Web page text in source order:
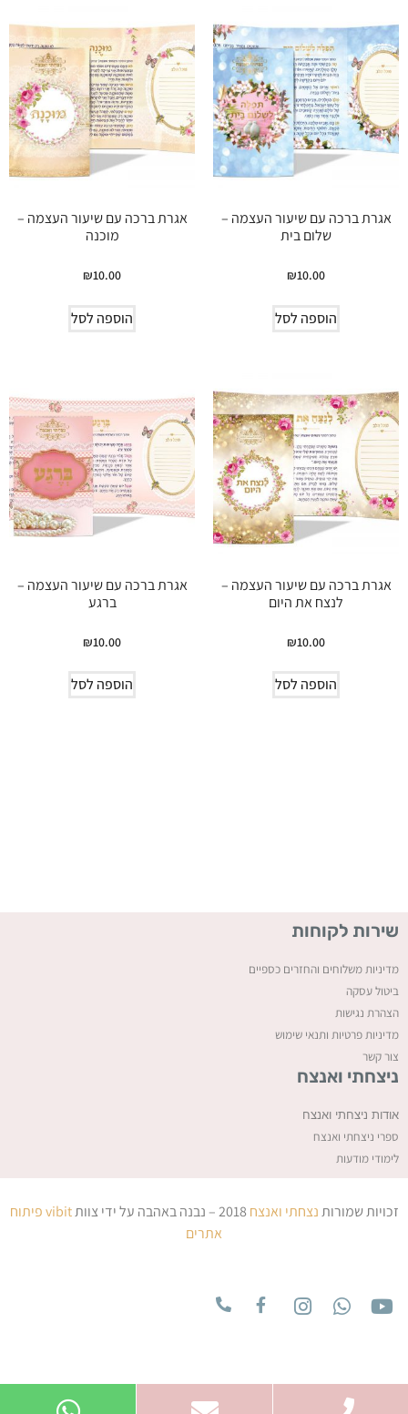
אגרת ברכה עם שיעור העצמה –
שלום בית
₪10.00
הוספה לסל
אגרת ברכה עם שיעור העצמה –
מוכנה
₪10.00
הוספה לסל
אגרת ברכה עם שיעור העצמה –
לנצח את היום
₪10.00
הוספה לסל
אגרת ברכה עם שיעור העצמה –
ברגע
₪10.00
הוספה לסל
שירות לקוחות
מדיניות משלוחים והחזרים כספיים
ביטול עסקה
הצהרת נגישות
מדיניות פרטיות ותנאי שימוש
צור קשר
ניצחתי ואנצח
אודות ניצחתי ואנצח
ספרי ניצחתי ואנצח
לימודי מודעות
זכויות שמורותנצחתי ואנצח2018 – נבנה באהבה על ידי צוות vibitפיתוח
אתרים